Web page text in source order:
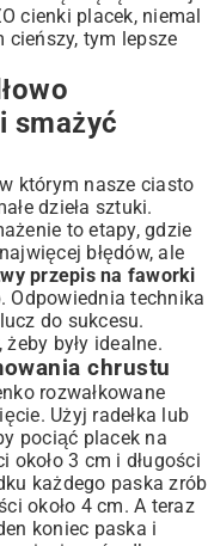
cienki placek, niemal
cieńszy, tym lepsze
smażyć
którym nasze ciasto
dzieła sztuki.
to etapy, gdzie
błędów, ale
przepis na faworki
Odpowiednia technika
do sukcesu.
były idealne.
chrustu
rozwałkowane
Użyj radełka lub
pociąć placek na
około 3 cm i długości
każdego paska zrób
około 4 cm. A teraz
koniec paska i